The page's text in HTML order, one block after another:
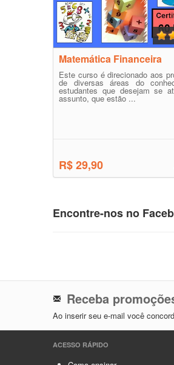
Matemática Financeira
Este curso é direcionado aos
de diversas áreas do
estudantes que desejam se
assunto, que estão ...
R$ 29,90
Encontre-nos no
Receba
Ao inserir seu e-mail você
ACESSO RÁPIDO